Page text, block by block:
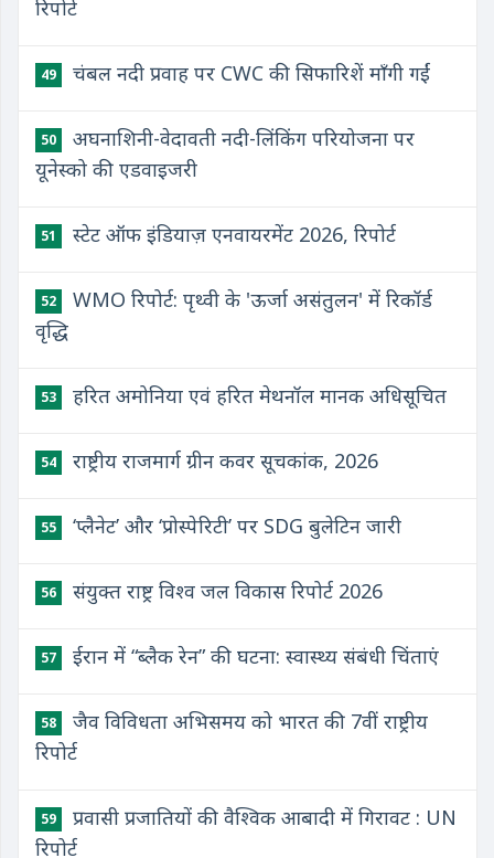
रिपोर्ट
49 चंबल नदी प्रवाह पर CWC की सिफारिशें माँगी गईं
50
अघनाशिनी-वेदावती नदी-लिंकिंग परियोजना पर
यूनेस्को की एडवाइजरी
51 स्टेट ऑफ इंडियाज़ एनवायरमेंट 2026, रिपोर्ट
52
WMO रिपोर्ट: पृथ्वी के 'ऊर्जा असंतुलन' में रिकॉर्ड
वृद्धि
53 हरित अमोनिया एवं हरित मेथनॉल मानक अधिसूचित
54 राष्ट्रीय राजमार्ग ग्रीन कवर सूचकांक, 2026
55 ‘प्लैनेट’ और ‘प्रोस्पेरिटी’ पर SDG बुलेटिन जारी
56 संयुक्त राष्ट्र विश्व जल विकास रिपोर्ट 2026
57 ईरान में “ब्लैक रेन” की घटना: स्वास्थ्य संबंधी चिंताएं
58
जैव विविधता अभिसमय को भारत की 7वीं राष्ट्रीय
रिपोर्ट
59
प्रवासी प्रजातियों की वैश्विक आबादी में गिरावट : UN
रिपोर्ट